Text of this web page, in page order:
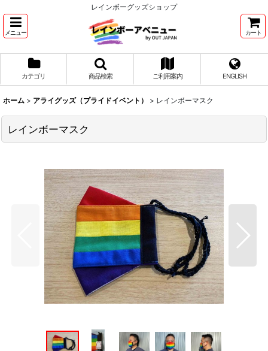
レインボーグッズショップ
メニュー カート
カテゴリ 商品検索 ご利用案内 ENGLISH
ホーム > アライグッズ（プライドイベント） > レインボーマスク
レインボーマスク